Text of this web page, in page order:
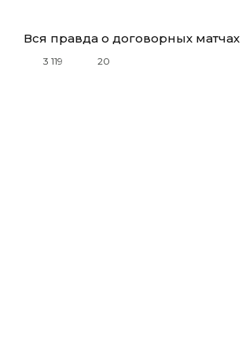
Вся правда о договорных
3 119 20